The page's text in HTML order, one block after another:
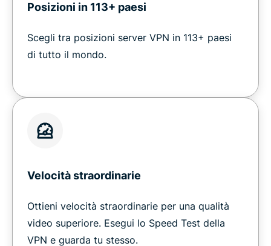
Posizioni in 113+ paesi
Scegli tra posizioni server VPN in 113+ paesi
di tutto il mondo.
Velocità straordinarie
Ottieni velocità straordinarie per una qualità
video superiore. Esegui lo Speed Test della
VPN e guarda tu stesso.